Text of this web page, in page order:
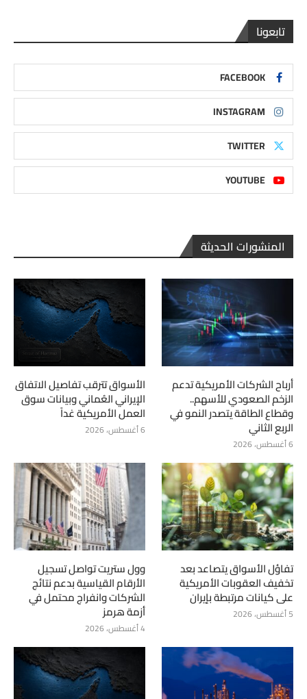
تابعونا
FACEBOOK
INSTAGRAM
TWITTER
YOUTUBE
المنشورات الحديثة
أرباح الشركات الأمريكية تدعم
الزخم الصعودي للأسهم..
وقطاع الطاقة يتصدر النمو في
الربع الثاني
6 أغسطس، 2026
الأسواق تترقب تفاصيل الاتفاق
الإيراني العُماني وبيانات سوق
العمل الأمريكية غداً
6 أغسطس، 2026
تفاؤل الأسواق يتصاعد بعد
تخفيف العقوبات الأمريكية
على كيانات مرتبطة بإيران
5 أغسطس، 2026
وول ستريت تواصل تسجيل
الأرقام القياسية بدعم نتائج
الشركات وانفراج محتمل في
أزمة هرمز
4 أغسطس، 2026